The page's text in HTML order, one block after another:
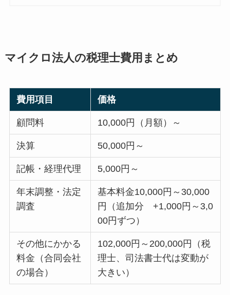
マイクロ法人の税理士費用まとめ
費用項目 価格
顧問料 10,000円（月額）～
決算 50,000円～
記帳・経理代理 5,000円～
年末調整・法定
調査
基本料金10,000円～30,000
円（追加分 +1,000円～3,0
00円ずつ）
その他にかかる
料金（合同会社
の場合）
102,000円～200,000円（税
理士、司法書士代は変動が
大きい）